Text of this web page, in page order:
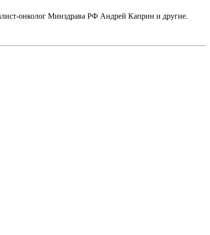
онколог Минздрава РФ Андрей Каприн и другие.